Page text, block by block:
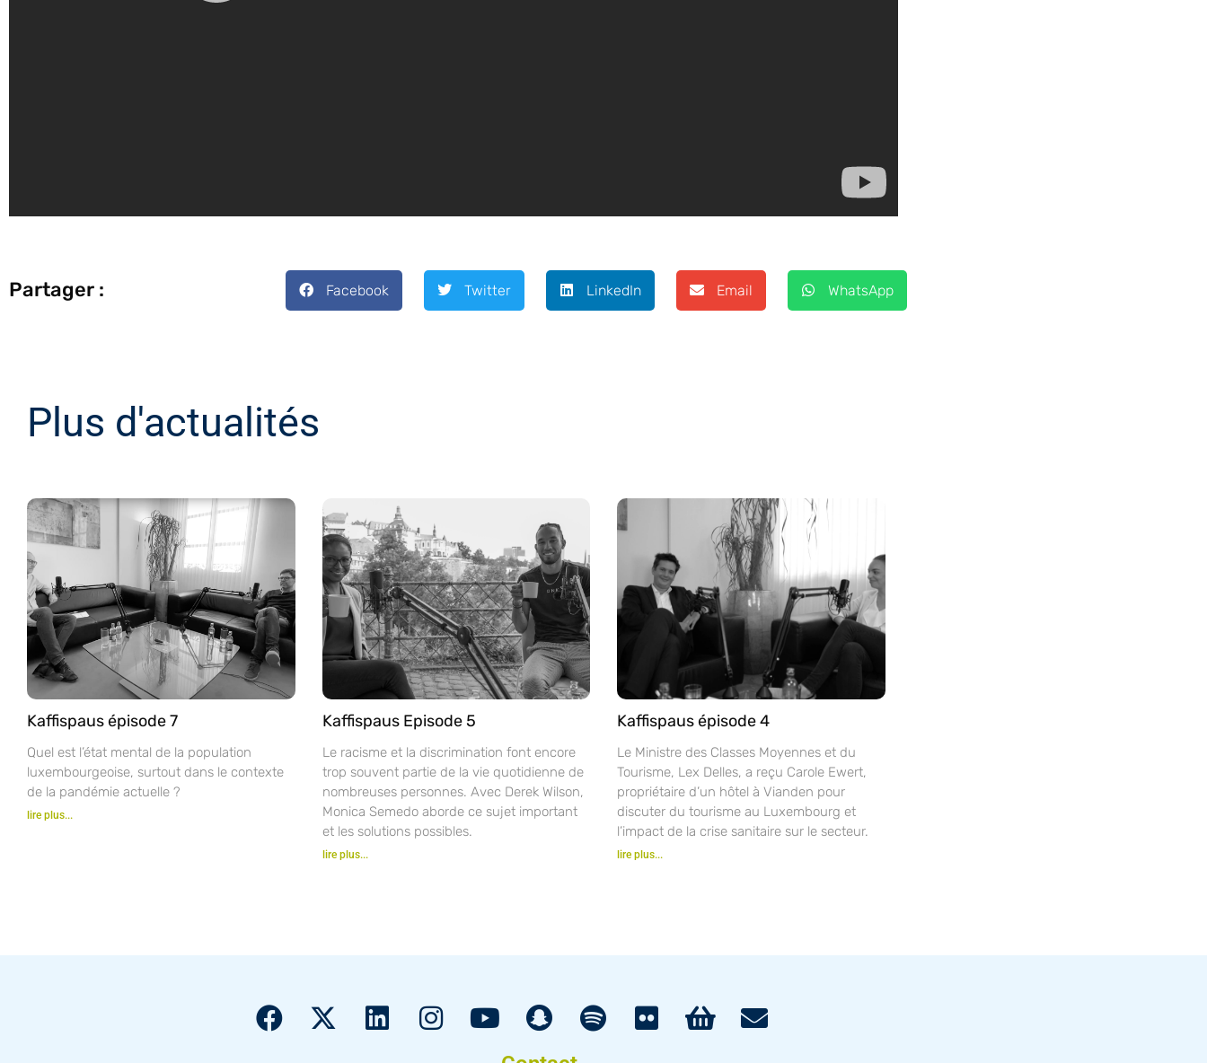
Partager : Facebook Twitter LinkedIn Email WhatsApp
Plus d'actualités
Kaffispaus épisode 7
Quel est l’état mental de la population
luxembourgeoise, surtout dans le contexte
de la pandémie actuelle ?
lire plus...
Kaffispaus Episode 5
Le racisme et la discrimination font encore
trop souvent partie de la vie quotidienne de
nombreuses personnes. Avec Derek Wilson,
Monica Semedo aborde ce sujet important
et les solutions possibles.
lire plus...
Kaffispaus épisode 4
Le Ministre des Classes Moyennes et du
Tourisme, Lex Delles, a reçu Carole Ewert,
propriétaire d’un hôtel à Vianden pour
discuter du tourisme au Luxembourg et
l’impact de la crise sanitaire sur le secteur.
lire plus...